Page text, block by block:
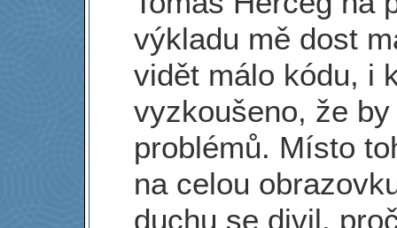
výkladu mě dost
vidět málo kódu, i
vyzkoušeno, že
problémů. Místo
na celou
duchu se divil,